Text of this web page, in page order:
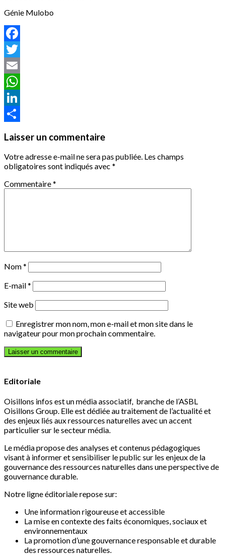
Génie Mulobo
Facebook
Twitter
Email
WhatsApp
LinkedIn
Laisser un commentaire
Votre adresse e-mail ne sera pas publiée. Les champs
obligatoires sont indiqués avec *
Commentaire*
Nom*
E-mail*
Site web
Enregistrer mon nom, mon e-mail et mon site dans le
navigateur pour mon prochain commentaire.
Editoriale
Oisillons infos est un média associatif, branche de l’ASBL
Oisillons Group. Elle est dédiée au traitement de l’actualité et
des enjeux liés aux ressources naturelles avec un accent
particulier sur le secteur média.
Le média propose des analyses et contenus pédagogiques
visant à informer et sensibiliser le public sur les enjeux de la
gouvernance des ressources naturelles dans une perspective de
gouvernance durable.
Notre ligne éditoriale repose sur:
Une information rigoureuse et accessible
La mise en contexte des faits économiques, sociaux et
environnementaux
La promotion d’une gouvernance responsable et durable
des ressources naturelles.